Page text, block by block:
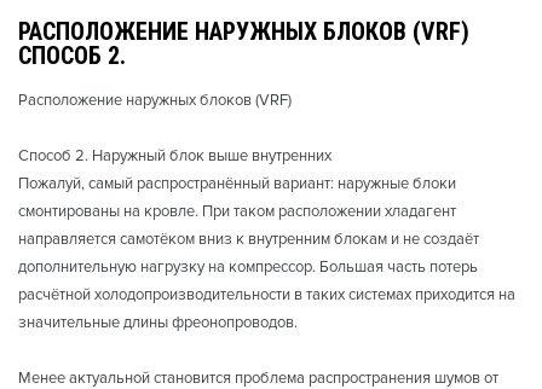
РАСПОЛОЖЕНИЕ НАРУЖНЫХ БЛОКОВ (VRF)
СПОСОБ 2.
Расположение наружных блоков (VRF)
Способ 2. Наружный блок выше внутренних
Пожалуй, самый распространённый вариант: наружные блоки
смонтированы на кровле. При таком расположении хладагент
направляется самотёком вниз к внутренним блокам и не создаёт
дополнительную нагрузку на компрессор. Большая часть потерь
расчётной холодопроизводительности в таких системах приходится на
значительные длины фреонопроводов.
Менее актуальной становится проблема распространения шумов от